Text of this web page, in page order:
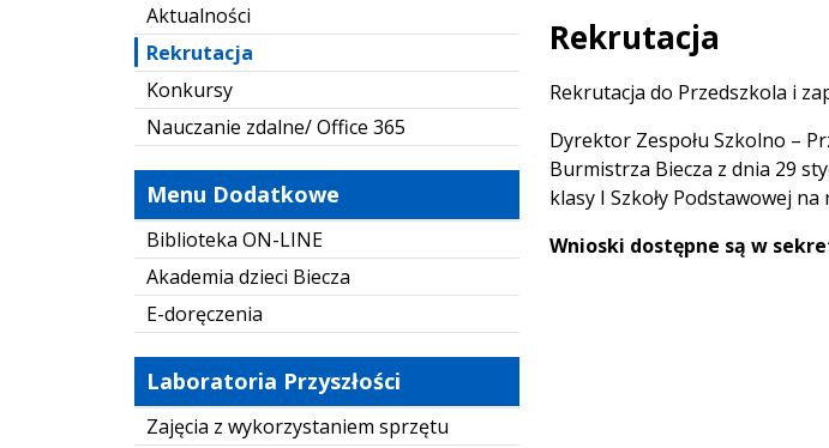
Aktualności
Rekrutacja
Konkursy
Nauczanie zdalne/ Office 365
Menu Dodatkowe
Biblioteka ON-LINE
Akademia dzieci Biecza
E-doręczenia
Laboratoria Przyszłości
Zajęcia z wykorzystaniem sprzętu
Rekrutacja
Treść
Rekrutacja do Przedszkola i
Dyrektor Zespołu Szkolno –
Burmistrza Biecza z dnia 29
klasy I Szkoły Podstawowej
Wnioski dostępne są w